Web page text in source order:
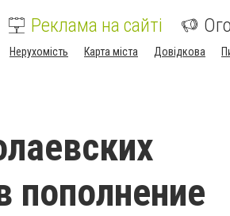
Реклама на сайті
Нерухомість Карта міста Довідкова
пополнение